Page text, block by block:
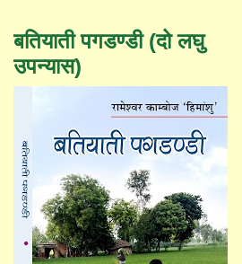
बतियाती पगडण्डी (दो लघु
उपन्यास)